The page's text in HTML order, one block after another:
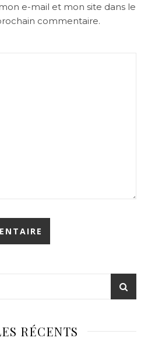
e-mail et mon site dans le
commentaire.
RÉCENTS